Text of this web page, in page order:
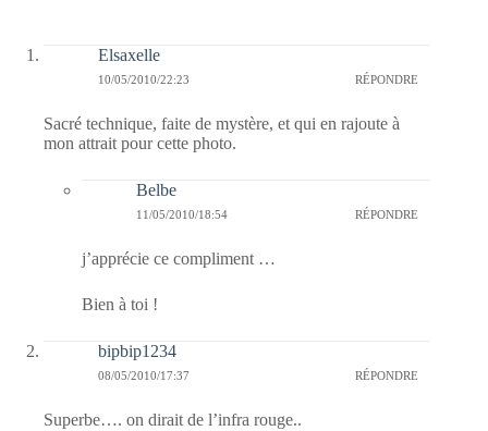
Elsaxelle
10/05/2010/22:23 RÉPONDRE
Sacré technique, faite de mystère, et qui en rajoute à
mon attrait pour cette photo.
Belbe
11/05/2010/18:54 RÉPONDRE
j’apprécie ce compliment …
Bien à toi !
bipbip1234
08/05/2010/17:37 RÉPONDRE
Superbe…. on dirait de l’infra rouge..